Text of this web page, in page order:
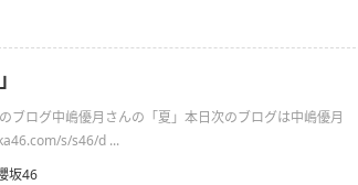
ブログ中嶋優月さんの「夏」本日次のブログは中嶋優月
s/s46/d ...
坂46